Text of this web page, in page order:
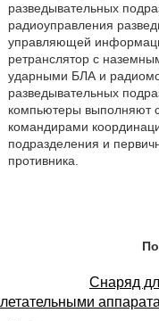
разведывательных
радиоуправления
управляющей
ретранслятор с
ударными БЛА и
разведывательных
компьютеры выполняют
командирами
подразделения и
противника.
Снаряд
летательными